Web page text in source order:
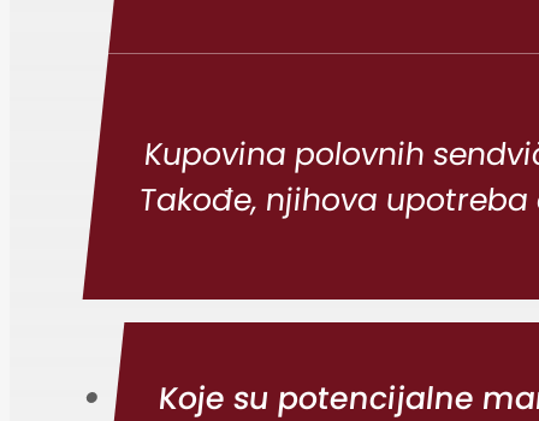
Kupovina polovnih
Takođe, njihova
Koje su potencijalne